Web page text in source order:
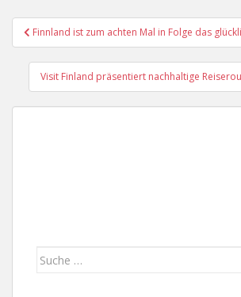
Beitragsnavigation
Finnland ist zum achten Mal in Folge das
Visit Finland präsentiert nachhaltige
Suche